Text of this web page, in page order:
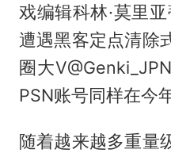
戏编辑科林·莫里
遭遇黑客定点清除
圈大
PSN账号同样在今
随着越来越多重量